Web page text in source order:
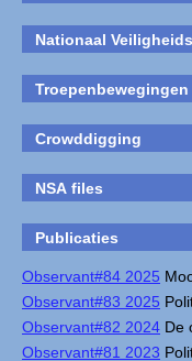
Nationaal
Troepenbewegingen
Crowddigging
NSA files
Publicaties
Observant#84 2025
Observant#83 2025
Observant#82 2024 De
Observant#81 2023